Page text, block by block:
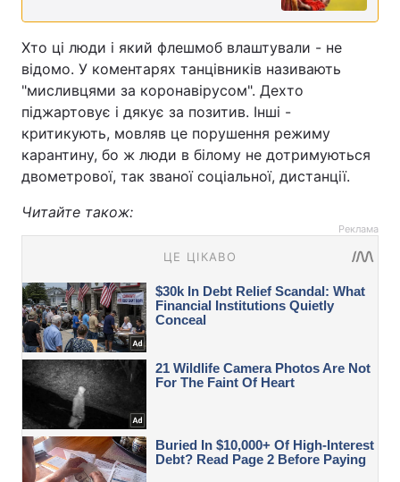
Хто ці люди і який флешмоб влаштували - не
відомо. У коментарях танцівників називають
"мисливцями за коронавірусом". Дехто
піджартовує і дякує за позитив. Інші -
критикують, мовляв це порушення режиму
карантину, бо ж люди в білому не дотримуються
двометрової, так званої соціальної, дистанції.
Читайте також:
Реклама